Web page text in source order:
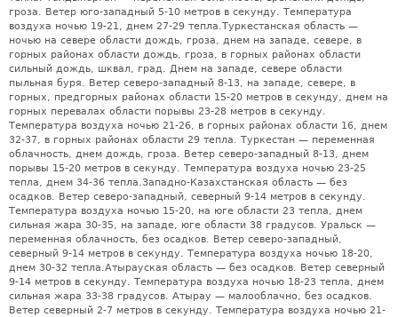
гроза. Ветер юго-западный 5-10 метров в секунду. Температура
воздуха ночью 19-21, днем 27-29 тепла.Туркестанская область —
ночью на севере области дождь, гроза, днем на западе, севере, в
горных районах области дождь, гроза, в горных районах области
сильный дождь, шквал, град. Днем на западе, севере области
пыльная буря. Ветер северо-западный 8-13, на западе, севере, в
горных, предгорных районах области 15-20 метров в секунду, днем на
горных перевалах области порывы 23-28 метров в секунду.
Температура воздуха ночью 21-26, в горных районах области 16, днем
32-37, в горных районах области 29 тепла. Туркестан — переменная
облачность, днем дождь, гроза. Ветер северо-западный 8-13, днем
порывы 15-20 метров в секунду. Температура воздуха ночью 23-25
тепла, днем 34-36 тепла.Западно-Казахстанская область — без
осадков. Ветер северо-западный, северный 9-14 метров в секунду.
Температура воздуха ночью 15-20, на юге области 23 тепла, днем
сильная жара 30-35, на западе, юге области 38 градусов. Уральск —
переменная облачность, без осадков. Ветер северо-западный,
северный 9-14 метров в секунду. Температура воздуха ночью 18-20,
днем 30-32 тепла.Атырауская область — без осадков. Ветер северный
9-14 метров в секунду. Температура воздуха ночью 18-23 тепла, днем
сильная жара 33-38 градусов. Атырау — малооблачно, без осадков.
Ветер северный 2-7 метров в секунду. Температура воздуха ночью 21-